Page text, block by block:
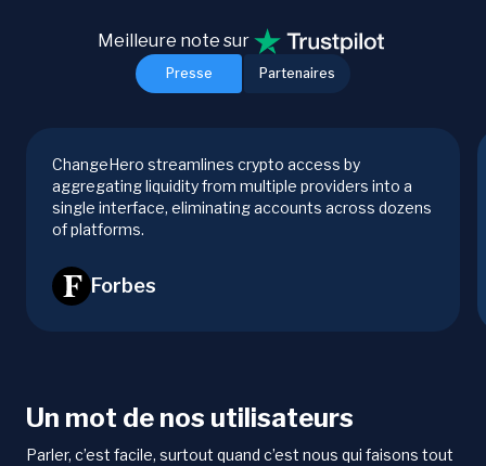
Presse Partenaires
Meilleure note sur
ChangeHero streamlines crypto access by
aggregating liquidity from multiple providers into a
single interface, eliminating accounts across dozens
of platforms.
Forbes
Un mot de nos utilisateurs
Parler, c’est facile, surtout quand c’est nous qui faisons tout